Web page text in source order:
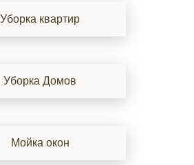
Уборка квартир
Уборка Домов
Мойка окон